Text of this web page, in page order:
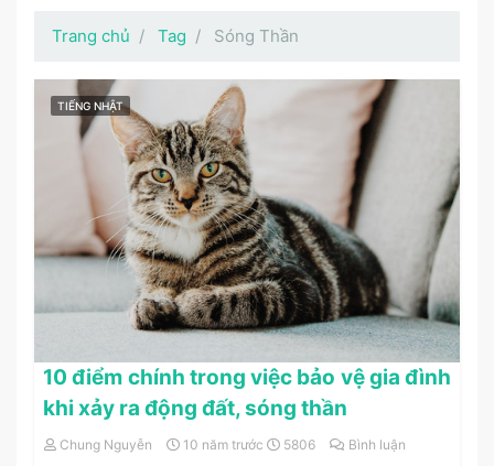
Trang chủ Tag Sóng Thần
TIẾNG NHẬT
10 điểm chính trong việc bảo vệ gia đình
khi xảy ra động đất, sóng thần
Chung Nguyễn 10 năm trước 5806
Bình luận